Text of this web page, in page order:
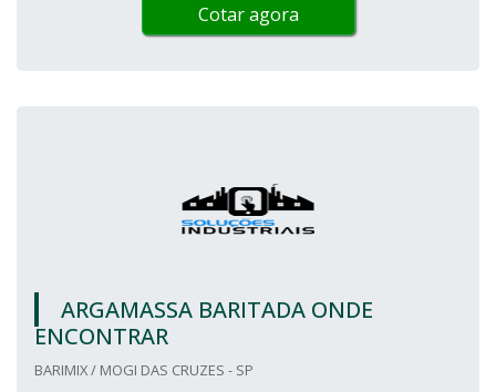
Cotar agora
ARGAMASSA BARITADA ONDE
ENCONTRAR
BARIMIX / MOGI DAS CRUZES - SP